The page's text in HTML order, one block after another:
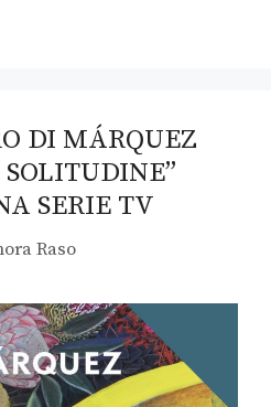
DI MÁRQUEZ
SERIE TV
Raso